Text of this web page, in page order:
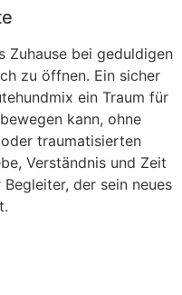
Zuhause bei geduldigen
zu öffnen. Ein sicher
ein Traum für
kann, ohne
traumatisierten
Verständnis und Zeit
der sein neues